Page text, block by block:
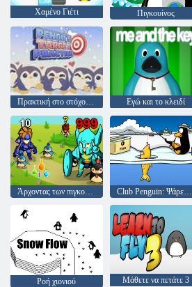
Χαμένο Γιέτι Πιγκουίνος
Πρακτική στο στόχο του Pengu Εγώ και το κλειδί
Άρχοντας των πιγκουίνων Club Penguin: Ψάρεμα πάγου
Ροή χιονιού Μάθετε να πετάτε 3